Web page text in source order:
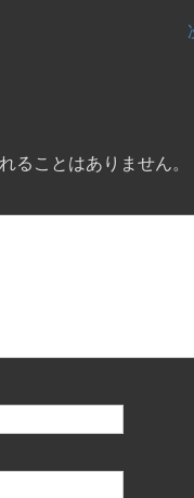
ることはありません。